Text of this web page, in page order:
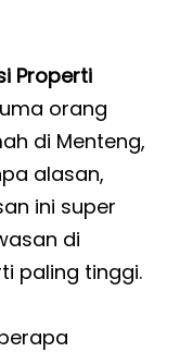
Properti
orang
di Menteng,
alasan,
ini super
di
paling tinggi.